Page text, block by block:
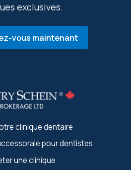
exclusives.
vous maintenant
clinique dentaire
pour dentistes
une clinique